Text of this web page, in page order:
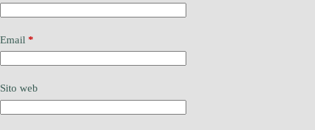
Email *
Sito web